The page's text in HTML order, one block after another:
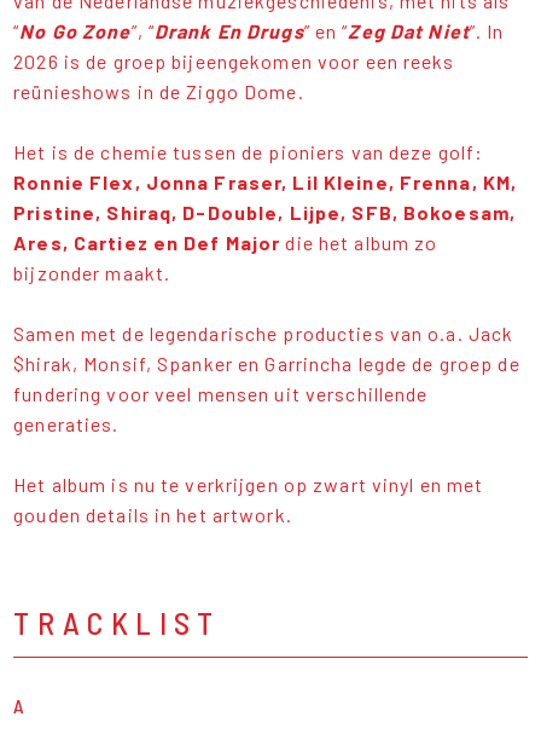
“No Go Zone”, “Drank En Drugs” en “Zeg Dat Niet”. In
2026 is de groep bijeengekomen voor een reeks
reünieshows in de Ziggo Dome.
Het is de chemie tussen de pioniers van deze golf:
Ronnie Flex, Jonna Fraser, Lil Kleine, Frenna, KM,
Pristine, Shiraq, D-Double, Lijpe, SFB, Bokoesam,
Ares, Cartiez en Def Major die het album zo
bijzonder maakt.
Samen met de legendarische producties van o.a. Jack
$hirak, Monsif, Spanker en Garrincha legde de groep de
fundering voor veel mensen uit verschillende
generaties.
Het album is nu te verkrijgen op zwart vinyl en met
gouden details in het artwork.
TRACKLIST
A